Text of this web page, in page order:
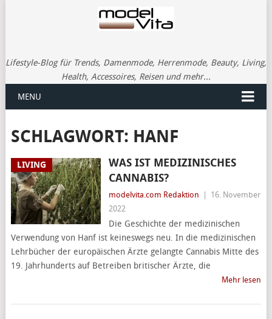
Lifestyle-Blog für Trends, Damenmode, Herrenmode, Beauty, Living,
Health, Accessoires, Reisen und mehr...
MENU
SCHLAGWORT: HANF
LIVING
WAS IST MEDIZINISCHES
CANNABIS?
modelvita.com Redaktion
16. November
2022
Die Geschichte der medizinischen
Verwendung von Hanf ist keineswegs neu. In die medizinischen
Lehrbücher der europäischen Ärzte gelangte Cannabis Mitte des
19. Jahrhunderts auf Betreiben britischer Ärzte, die
Mehr lesen